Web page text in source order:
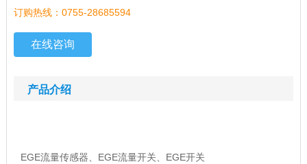
订购热线：0755-28685594
在线咨询
产品介绍
EGE流量传感器、EGE流量开关、EGE开关